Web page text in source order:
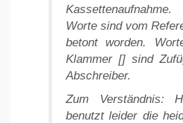
Worte sind vom
betont worden.
Klammer [] sind
Abschreiber.
Zum Verständnis:
benutzt leider die